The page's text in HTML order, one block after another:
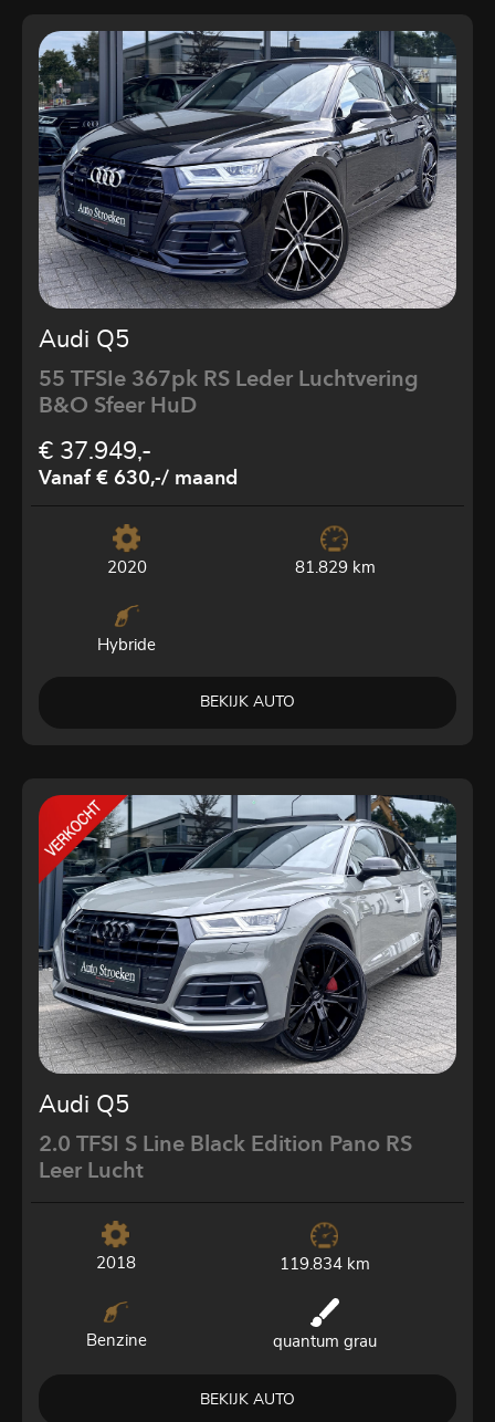
Audi Q5
55 TFSIe 367pk RS Leder Luchtvering
B&O Sfeer HuD
€ 37.949,-
Vanaf € 630,-/ maand
2020 81.829 km
Hybride
BEKIJK AUTO
Audi Q5
2.0 TFSI S Line Black Edition Pano RS
Leer Lucht
2018 119.834 km
Benzine quantum grau
BEKIJK AUTO